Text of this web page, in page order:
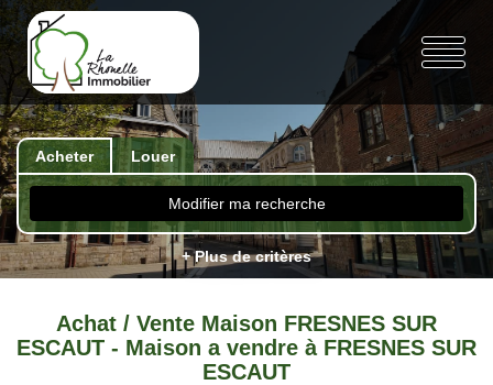
Acheter Louer
Modifier ma recherche
+ Plus de critères
Achat / Vente Maison FRESNES SUR
ESCAUT - Maison a vendre à FRESNES SUR
ESCAUT